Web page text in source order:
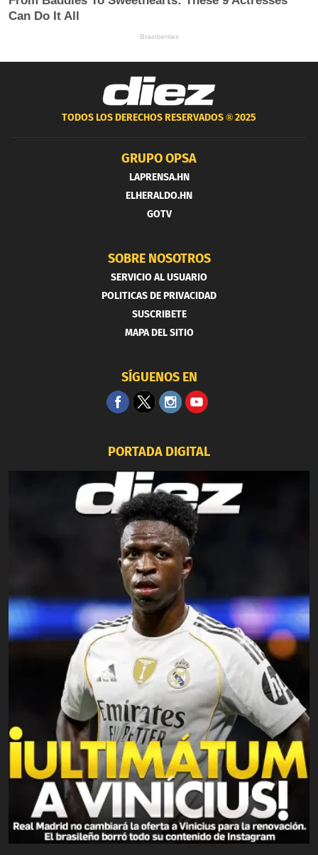
TODOS LOS DERECHOS RESERVADOS ®2025
GRUPO OPSA
LAPRENSA.HN
ELHERALDO.HN
GOTV
SOBRE NOSOTROS
SERVICIO AL USUARIO
POLITICAS DE PRIVACIDAD
SUSCRIBETE
MAPA DEL SITIO
SÍGUENOS EN
PORTADA DIGITAL